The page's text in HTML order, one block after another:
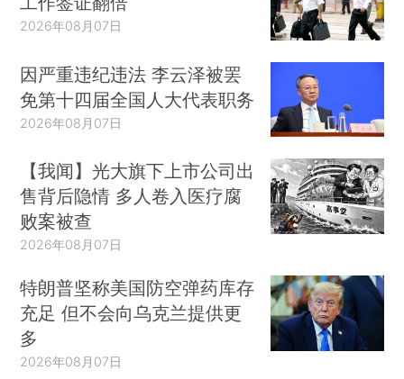
2026年08月07日
因严重违纪违法 李云泽被罢
免第十四届全国人大代表职务
2026年08月07日
【我闻】光大旗下上市公司出
售背后隐情 多人卷入医疗腐
败案被查
2026年08月07日
特朗普坚称美国防空弹药库存
充足 但不会向乌克兰提供更
多
2026年08月07日